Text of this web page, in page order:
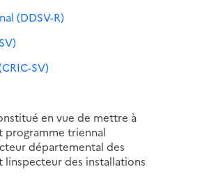
(DDSV-R)
SV)
en vue de mettre à
programme triennal
départemental des
des installations